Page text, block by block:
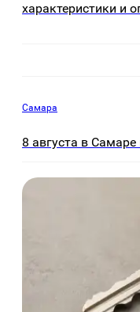
характеристики и
Самара
8 августа в